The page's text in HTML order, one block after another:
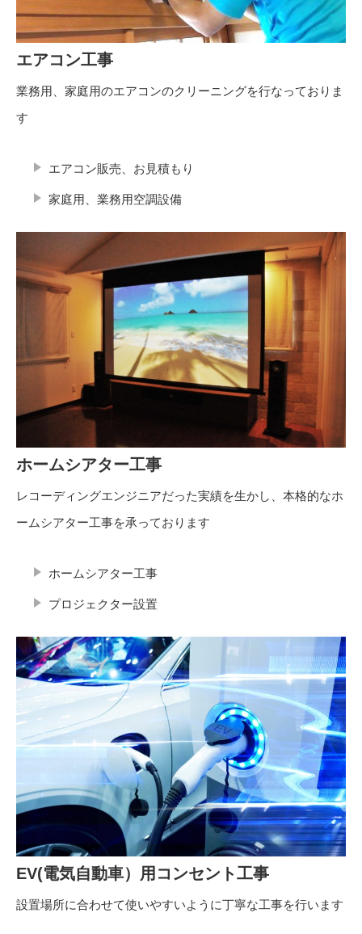
エアコン工事
業務用、家庭用のエアコンのクリーニングを行なっておりま
す
エアコン販売、お見積もり
家庭用、業務用空調設備
ホームシアター工事
レコーディングエンジニアだった実績を生かし、本格的なホ
ームシアター工事を承っております
ホームシアター工事
プロジェクター設置
EV(電気自動車）用コンセント工事
設置場所に合わせて使いやすいように丁寧な工事を行います